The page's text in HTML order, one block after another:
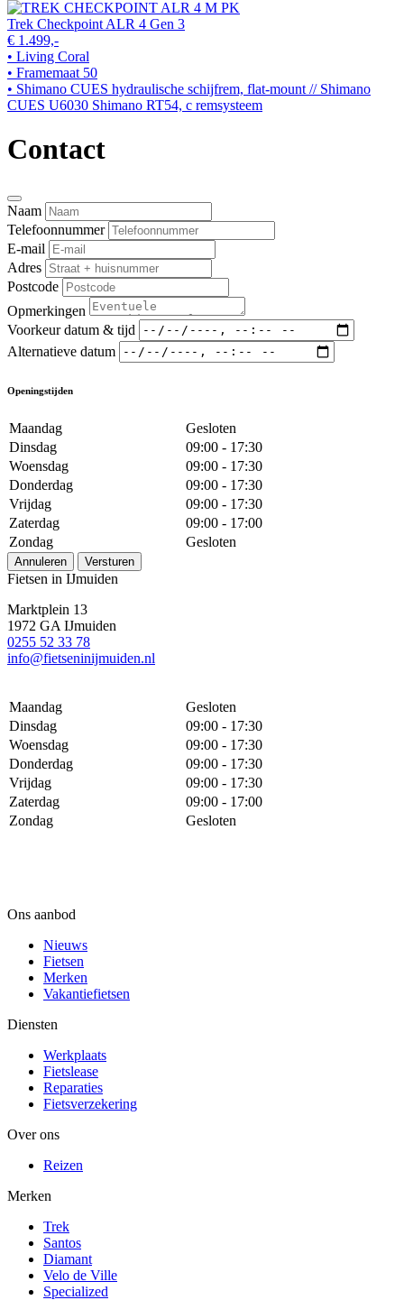
Trek Checkpoint ALR 4 Gen 3
€ 1.499,-
• Living Coral
• Framemaat 50
• Shimano CUES hydraulische schijfrem, flat-mount // Shimano
CUES U6030 Shimano RT54, c remsysteem
Contact
Naam
Telefoonnummer
E-mail
Adres
Postcode
Opmerkingen
Voorkeur datum & tijd
Alternatieve datum
Openingstijden
Maandag
Gesloten
Dinsdag
09:00 - 17:30
Woensdag
09:00 - 17:30
Donderdag
09:00 - 17:30
Vrijdag
09:00 - 17:30
Zaterdag
09:00 - 17:00
Zondag
Gesloten
Annuleren Versturen
Fietsen in IJmuiden
Marktplein 13
1972 GA IJmuiden
0255 52 33 78
info@fietseninijmuiden.nl
Maandag
Gesloten
Dinsdag
09:00 - 17:30
Woensdag
09:00 - 17:30
Donderdag
09:00 - 17:30
Vrijdag
09:00 - 17:30
Zaterdag
09:00 - 17:00
Zondag
Gesloten
Ons aanbod
Nieuws
Fietsen
Merken
Vakantiefietsen
Diensten
Werkplaats
Fietslease
Reparaties
Fietsverzekering
Over ons
Reizen
Merken
Trek
Santos
Diamant
Velo de Ville
Specialized